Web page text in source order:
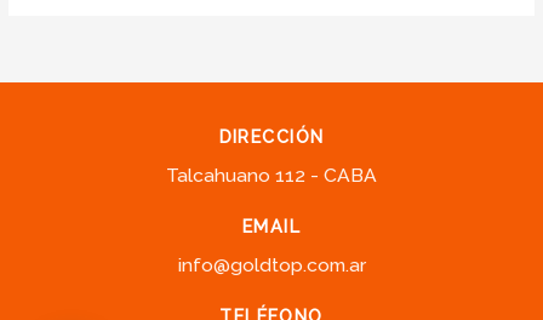
DIRECCIÓN
Talcahuano 112 - CABA
EMAIL
info@goldtop.com.ar